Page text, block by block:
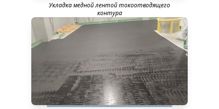
Укладка медной лентой токоотводящего
контура